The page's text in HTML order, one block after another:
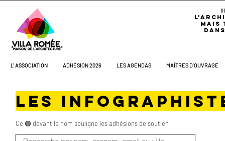
MAIS
L' ASSOCIATION ADHÉSION 2026 LES AGENDAS MAÎTRES D'OUVRAGE
Les
Ce 🟢 devant le nom souligne les adhésions de soutien